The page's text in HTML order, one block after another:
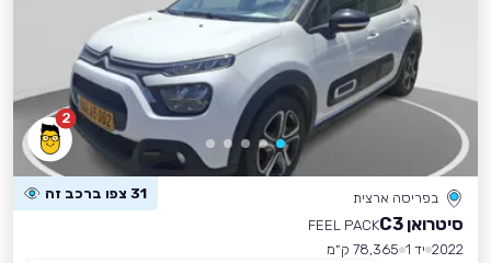
2
בפריסה ארצית 31 צפו ברכב זה
סיטרואן C3
FEEL PACK
2022 יד 1
78,365 ק״מ